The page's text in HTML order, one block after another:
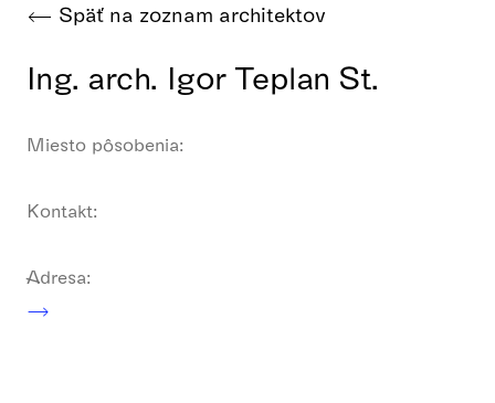
Späť na zoznam architektov
Ing. arch. Igor Teplan St.
Miesto pôsobenia:
Kontakt:
Adresa: